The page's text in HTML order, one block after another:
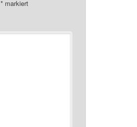
*markiert